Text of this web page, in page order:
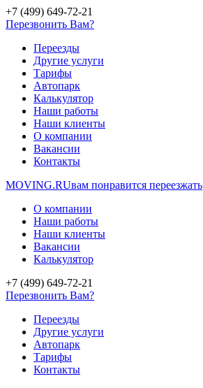
+7 (499) 649-72-21
Перезвонить Вам?
Переезды
Другие услуги
Тарифы
Автопарк
Калькулятор
Наши работы
Наши клиенты
О компании
Вакансии
Контакты
MOVING.RUвам понравится переезжать
О компании
Наши работы
Наши клиенты
Вакансии
Калькулятор
+7 (499) 649-72-21
Перезвонить Вам?
Переезды
Другие услуги
Автопарк
Тарифы
Контакты